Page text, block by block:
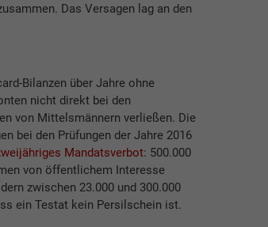
Das Versagen lag an den
Bilanzen über Jahre ohne
nicht direkt bei den
von Mittelsmännern verließen. Die
bei den Prüfungen der Jahre 2016
Mandatsverbot: 500.000
von öffentlichem Interesse
zwischen 23.000 und 300.000
ein Testat kein Persilschein ist.